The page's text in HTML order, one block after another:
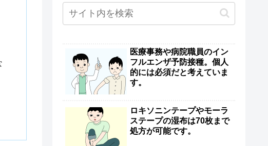
医療事務や病院職員のイン
フルエンザ予防接種。個人
的には必須だと考えていま
す。
ロキソニンテープやモーラ
ステープの湿布は70枚まで
処方が可能です。